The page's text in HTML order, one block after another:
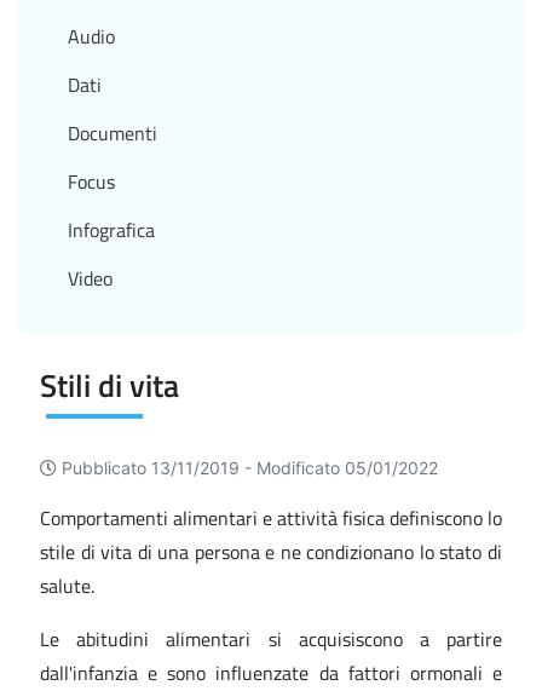
Stili di vita
Pubblicato 13/11/2019 - Modificato 05/01/2022
Comportamenti alimentari e attività fisica definiscono lo
stile di vita di una persona e ne condizionano lo stato di
salute.
Le abitudini alimentari si acquisiscono a partire
dall'infanzia e sono influenzate da fattori ormonali e
Audio
Dati
Documenti
Focus
Infografica
Video